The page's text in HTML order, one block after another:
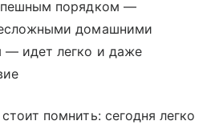
порядком —
домашними
— идет легко и даже
помнить: сегодня легко